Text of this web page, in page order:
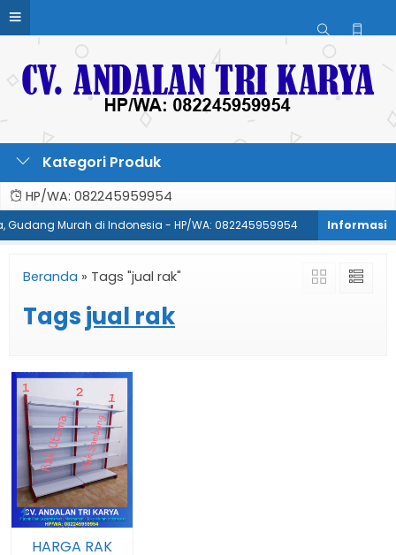
Kategori Produk
HP/WA: 082245959954
Murah di Indonesia - HP/WA: 082245959954 Pabrik Rak
Beranda » Tags "jual rak"
Tagsjual rak
HARGA RAK